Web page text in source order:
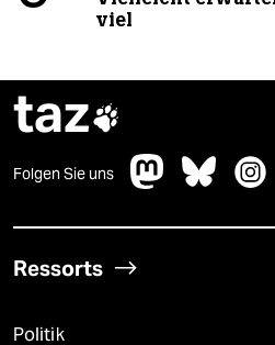
viel
taz
Folgen Sie uns
Ressorts
Politik